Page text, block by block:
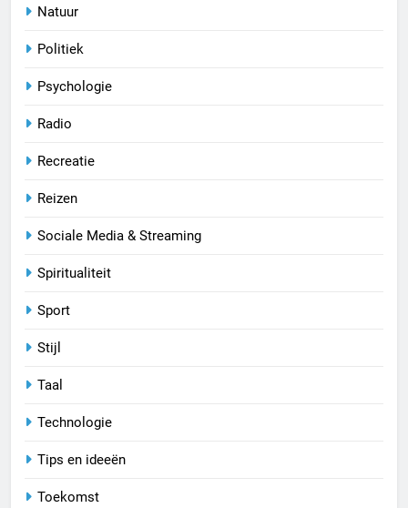
Natuur
Politiek
Psychologie
Radio
Recreatie
Reizen
Sociale Media & Streaming
Spiritualiteit
Sport
Stijl
Taal
Technologie
Tips en ideeën
Toekomst